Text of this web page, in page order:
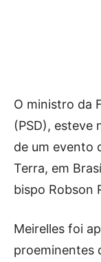
O ministro da
(PSD),
de um evento
Terra, em
bispo Robson
Meirelles foi
proeminentes